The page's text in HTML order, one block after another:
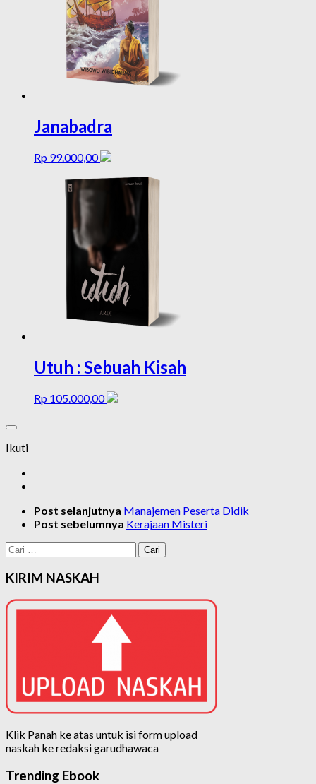
Janabadra
Rp 99.000,00
Utuh : Sebuah Kisah
Rp 105.000,00
Ikuti
Post selanjutnya Manajemen Peserta Didik
Post sebelumnya Kerajaan Misteri
Cari
untuk:
KIRIM NASKAH
Klik Panah ke atas untuk isi form upload
naskah ke redaksi garudhawaca
Trending Ebook